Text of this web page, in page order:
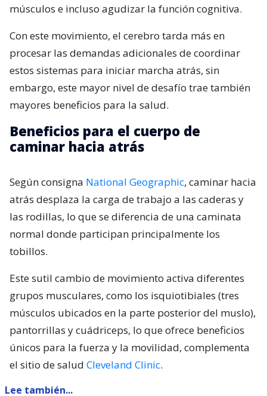
músculos e incluso agudizar la función cognitiva.
Con este movimiento, el cerebro tarda más en
procesar las demandas adicionales de coordinar
estos sistemas para iniciar marcha atrás, sin
embargo, este mayor nivel de desafío trae también
mayores beneficios para la salud.
Beneficios para el cuerpo de
caminar hacia atrás
Según consigna National Geographic, caminar hacia
atrás desplaza la carga de trabajo a las caderas y
las rodillas, lo que se diferencia de una caminata
normal donde participan principalmente los
tobillos.
Este sutil cambio de movimiento activa diferentes
grupos musculares, como los isquiotibiales (tres
músculos ubicados en la parte posterior del muslo),
pantorrillas y cuádriceps, lo que ofrece beneficios
únicos para la fuerza y la movilidad, complementa
el sitio de salud Cleveland Clinic.
Lee también...